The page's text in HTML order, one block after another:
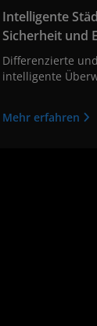
Intelligente
Sicherheit und
Differenzierte
intelligente
Mehr erfahren